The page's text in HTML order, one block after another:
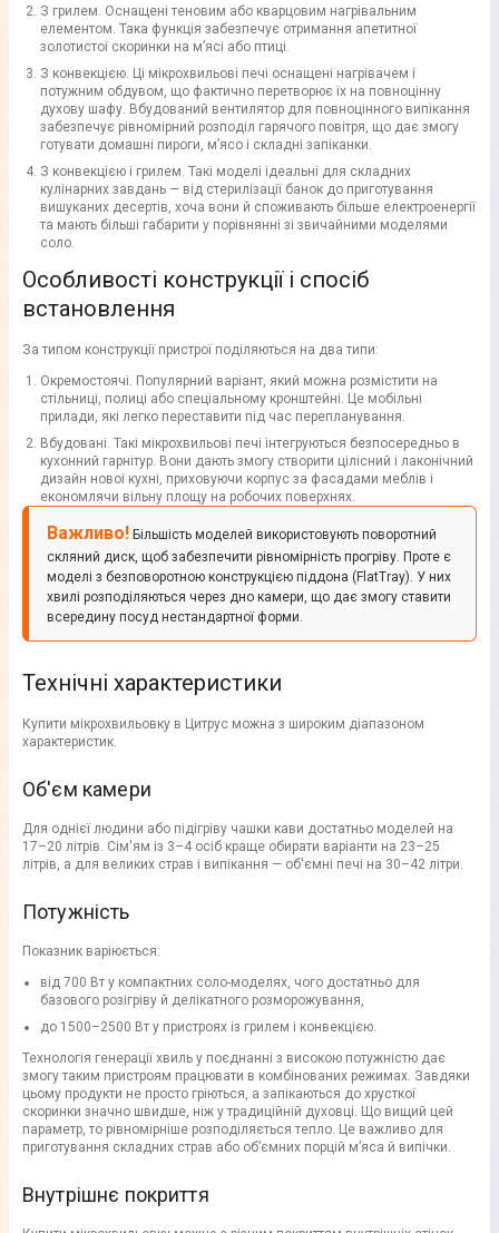
З грилем. Оснащені теновим або кварцовим нагрівальним
елементом. Така функція забезпечує отримання апетитної
золотистої скоринки на м’ясі або птиці.
З конвекцією. Ці мікрохвильові печі оснащені нагрівачем і
потужним обдувом, що фактично перетворює їх на повноцінну
духову шафу. Вбудований вентилятор для повноцінного випікання
забезпечує рівномірний розподіл гарячого повітря, що дає змогу
готувати домашні пироги, м’ясо і складні запіканки.
З конвекцією і грилем. Такі моделі ідеальні для складних
кулінарних завдань — від стерилізації банок до приготування
вишуканих десертів, хоча вони й споживають більше електроенергії
та мають більші габарити у порівнянні зі звичайними моделями
соло.
Особливості конструкції і спосіб
встановлення
За типом конструкції пристрої поділяються на два типи:
Окремостоячі. Популярний варіант, який можна розмістити на
стільниці, полиці або спеціальному кронштейні. Це мобільні
прилади, які легко переставити під час перепланування.
Вбудовані. Такі мікрохвильові печі інтегруються безпосередньо в
кухонний гарнітур. Вони дають змогу створити цілісний і лаконічний
дизайн нової кухні, приховуючи корпус за фасадами меблів і
економлячи вільну площу на робочих поверхнях.
Важливо! Більшість моделей використовують поворотний
скляний диск, щоб забезпечити рівномірність прогріву. Проте є
моделі з безповоротною конструкцією піддона (FlatTray). У них
хвилі розподіляються через дно камери, що дає змогу ставити
всередину посуд нестандартної форми.
Технічні характеристики
Купити мікрохвильовку в Цитрус можна з широким діапазоном
характеристик.
Об'єм камери
Для однієї людини або підігріву чашки кави достатньо моделей на
17–20 літрів. Сім'ям із 3–4 осіб краще обирати варіанти на 23–25
літрів, а для великих страв і випікання — об'ємні печі на 30–42 літри.
Потужність
Показник варіюється:
від 700 Вт у компактних соло-моделях, чого достатньо для
базового розігріву й делікатного розморожування,
до 1500–2500 Вт у пристроях із грилем і конвекцією.
Технологія генерації хвиль у поєднанні з високою потужністю дає
змогу таким пристроям працювати в комбінованих режимах. Завдяки
цьому продукти не просто гріються, а запікаються до хрусткої
скоринки значно швидше, ніж у традиційній духовці. Що вищий цей
параметр, то рівномірніше розподіляється тепло. Це важливо для
приготування складних страв або об’ємних порцій м’яса й випічки.
Внутрішнє покриття